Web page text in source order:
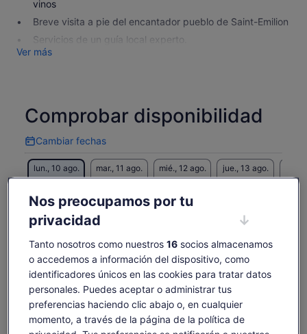
vinos
Breve visita a pie del encantador pueblo de Saint-Emilion
Servicios de un guía local experto.
Ver más
Comprobar disponibilidad
Cambiar fechas
Cambiar
fechas
lun., 10 ago. mar., 11 ago. mié., 12 ago. jue., 13 ago.
El
precio
es
de
95 €
por
adulto
95 €
incluye tasas e impuestos
por adulto
Ver entradas
Es posible que el contenido de esta página se haya
traducido automáticamente.
Ver texto original (inglés)
Opinar sobre esta traducción
abre
en
una
pestaña
nueva
Qué incluye y qué no
Servicios de un guía local y experto
Nos preocupamos por tu
privacidad
Tanto nosotros como nuestros 16socios almacenamos
o accedemos a información del dispositivo, como
identificadores únicos en las cookies para tratar datos
personales. Puedes aceptar o administrar tus
preferencias haciendo clic abajo o, en cualquier
momento, a través de la página de la política de